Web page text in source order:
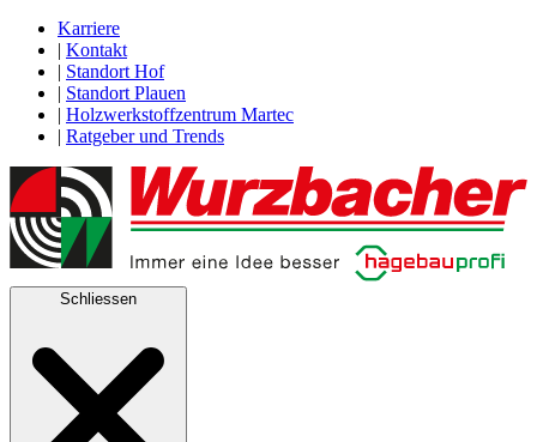
Karriere
| Kontakt
| Standort Hof
| Standort Plauen
| Holzwerkstoffzentrum Martec
| Ratgeber und Trends
Schliessen